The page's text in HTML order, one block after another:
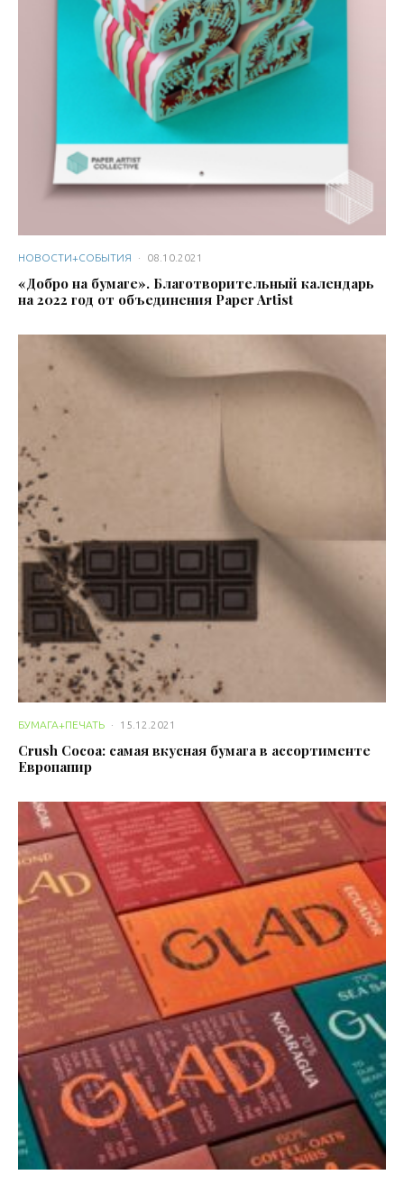
НОВОСТИ+СОБЫТИЯ · 08.10.2021
«Добро на бумаге». Благотворительный календарь
на 2022 год от объединения Paper Artist
БУМАГА+ПЕЧАТЬ · 15.12.2021
Crush Cocoa: самая вкусная бумага в ассортименте
Европапир